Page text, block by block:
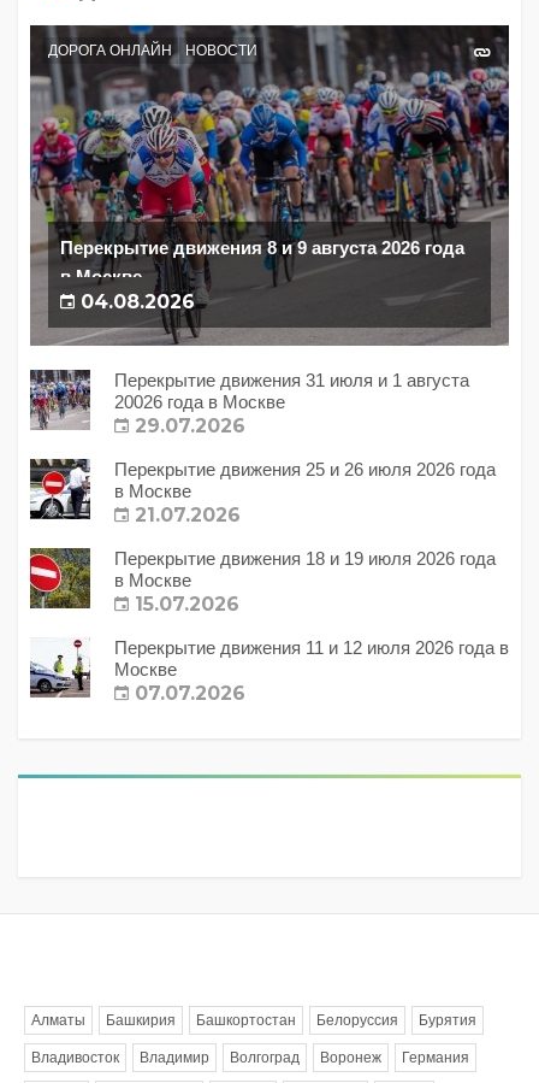
ДОРОГА ОНЛАЙН НОВОСТИ
Перекрытие движения 8 и 9 августа 2026 года
в Москве
04.08.2026
Перекрытие движения 31 июля и 1 августа
20026 года в Москве
29.07.2026
Перекрытие движения 25 и 26 июля 2026 года
в Москве
21.07.2026
Перекрытие движения 18 и 19 июля 2026 года
в Москве
15.07.2026
Перекрытие движения 11 и 12 июля 2026 года в
Москве
07.07.2026
Алматы Башкирия Башкортостан Белоруссия Бурятия
Владивосток Владимир Волгоград Воронеж Германия